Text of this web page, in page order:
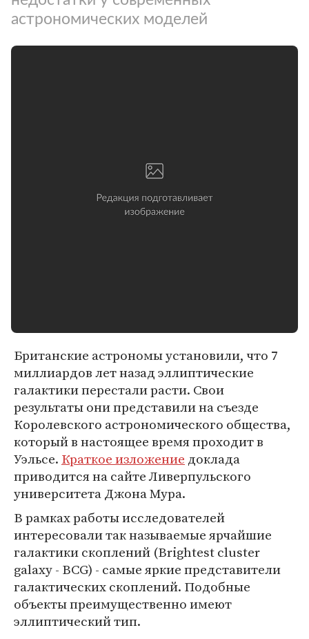
астрономических моделей
Британские астрономы установили, что 7
миллиардов лет назад эллиптические
галактики перестали расти. Свои
результаты они представили на съезде
Королевского астрономического общества,
который в настоящее время проходит в
Уэльсе. Краткое изложение доклада
приводится на сайте Ливерпульского
университета Джона Мура.
В рамках работы исследователей
интересовали так называемые ярчайшие
галактики скоплений (Brightest cluster
galaxy - BCG) - самые яркие представители
галактических скоплений. Подобные
объекты преимущественно имеют
эллиптический тип.